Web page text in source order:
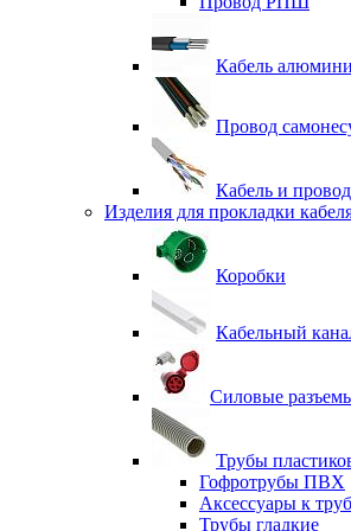
Кабель
Провод
Кабель и
Изделия для прокладки
Коробки
Кабельный
Силовые
Трубы
Гофротрубы ПВХ
Аксессуары к
Трубы гладкие